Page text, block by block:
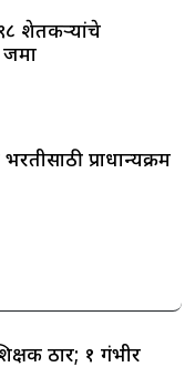
शेतकऱ्यांचे
जमा
भरतीसाठी प्राधान्यक्रम
ठार; १ गंभीर